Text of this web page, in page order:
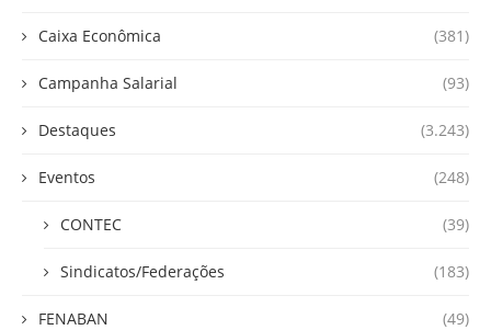
Caixa Econômica (381)
Campanha Salarial (93)
Destaques (3.243)
Eventos (248)
CONTEC (39)
Sindicatos/Federações (183)
FENABAN (49)